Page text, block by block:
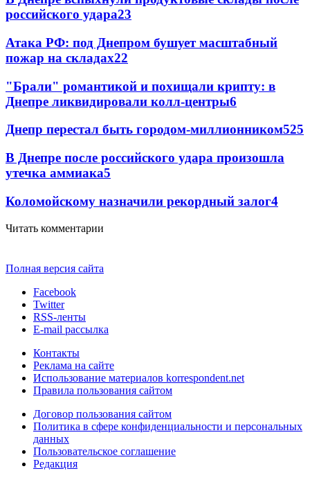
российского удара23
Атака РФ: под Днепром бушует масштабный
пожар на складах22
"Брали" романтикой и похищали крипту: в
Днепре ликвидировали колл-центры6
Днепр перестал быть городом-миллионником525
В Днепре после российского удара произошла
утечка аммиака5
Коломойскому назначили рекордный залог4
Читать комментарии
Полная версия сайта
Facebook
Twitter
RSS-ленты
E-mail рассылка
Контакты
Реклама на сайте
Использование материалов korrespondent.net
Правила пользования сайтом
Договор пользования сайтом
Политика в сфере конфиденциальности и персональных
данных
Пользовательское соглашение
Редакция